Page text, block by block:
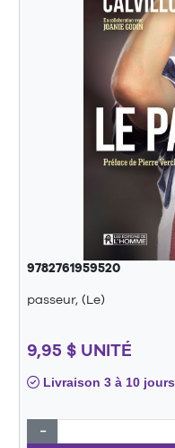
9782761959520
passeur, (Le)
9,95 $ UNITÉ
Livraison 3 à 10 jours
−